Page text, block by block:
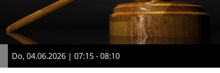
Do, 04.06.2026 | 07:15 - 08:10